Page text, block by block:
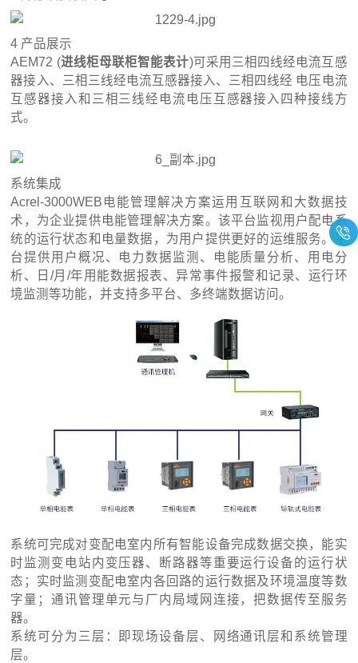
4 产品展示
AEM72 (进线柜母联柜智能表计)可采用三相四线经电流互感
器接入、三相三线经电流互感器接入、三相四线经 电压电流
互感器接入和三相三线经电流电压互感器接入四种接线方
式。
系统集成
Acrel-3000WEB电能管理解决方案运用互联网和大数据技
术，为企业提供电能管理解决方案。该平台监视用户配电系
统的运行状态和电量数据，为用户提供更好的运维服务。平
台提供用户概况、电力数据监测、电能质量分析、用电分
析、日/月/年用能数据报表、异常事件报警和记录、运行环
境监测等功能，并支持多平台、多终端数据访问。
系统可完成对变配电室内所有智能设备完成数据交换，能实
时监测变电站内变压器、断路器等重要运行设备的运行状
态；实时监测变配电室内各回路的运行数据及环境温度等数
字量；通讯管理单元与厂内局域网连接，把数据传至服务
器。
系统可分为三层：即现场设备层、网络通讯层和系统管理
层。